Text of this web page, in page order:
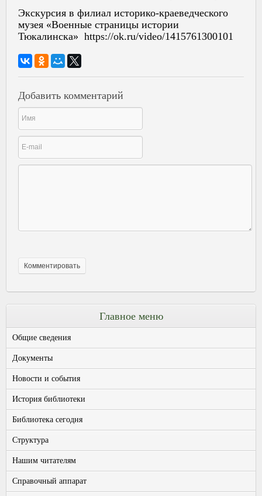
Экскурсия в филиал историко-краеведческого
музея «Военные страницы истории
Тюкалинска» https://ok.ru/video/1415761300101
Добавить комментарий
Главное меню
Общие сведения
Документы
Новости и события
История библиотеки
Библиотека сегодня
Структура
Нашим читателям
Справочный аппарат